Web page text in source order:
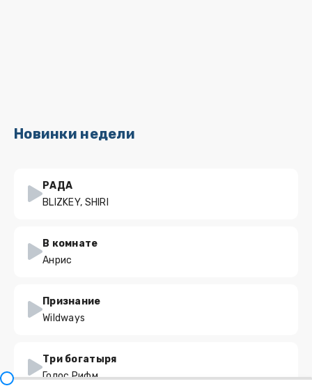
Новинки недели
РАДА
BLIZKEY, SHIRI
В комнате
Анрис
Признание
Wildways
Три богатыря
Голос Рифм